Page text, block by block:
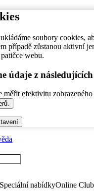
soubory cookies,
případě zůstanou aktivní
webu.
údaje z
efektivitu
Speciální nabídkyOnline Club